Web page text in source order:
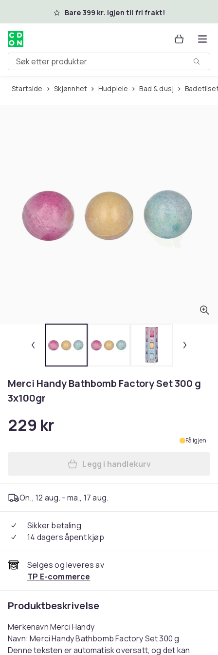
Hopp til hovedinnholdBare 399 kr. igjen til fri frakt!
Søk etter produkter
Startside Skjønnhet Hudpleie Bad & dusj
Merci Handy Bathbomb Factory Set 300 g
3x100gr
229 kr
Få igjen
Legg Merci Handy
Legg i handlekurv
On., 12 aug. - ma., 17 aug.
Sikker betaling
14 dagers åpent kjøp
Selges og leveres av
TP E-commerce
Produktbeskrivelse
Merkenavn Merci Handy
Navn: Merci Handy Bathbomb Factory Set 300 g
Denne teksten er automatisk oversatt, og det kan